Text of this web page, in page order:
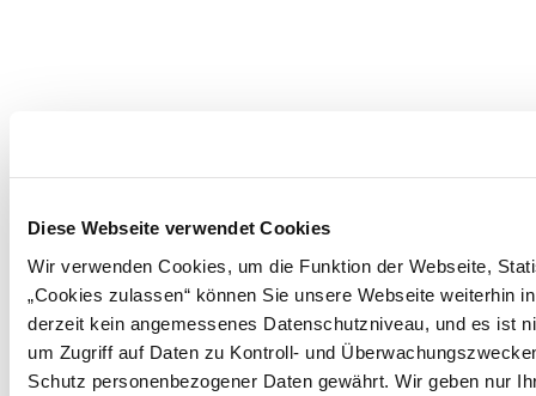
Diese Webseite verwendet Cookies
Wir verwenden Cookies, um die Funktion der Webseite,
„Cookies zulassen“ können Sie unsere Webseite weiterhin
derzeit kein angemessenes Datenschutzniveau, und es ist
um Zugriff auf Daten zu Kontroll- und
Schutz personenbezogener Daten gewährt. Wir geben nur